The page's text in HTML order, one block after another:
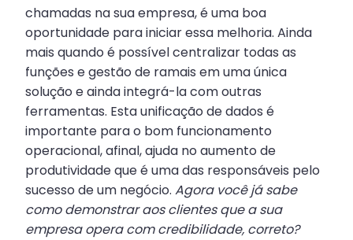
chamadas na sua empresa, é uma boa
oportunidade para iniciar essa melhoria. Ainda
mais quando é possível centralizar todas as
funções e gestão de ramais em uma única
solução e ainda integrá-la com outras
ferramentas. Esta unificação de dados é
importante para o bom funcionamento
operacional, afinal, ajuda no aumento de
produtividade que é uma das responsáveis pelo
sucesso de um negócio. Agora você já sabe
como demonstrar aos clientes que a sua
empresa opera com credibilidade, correto?